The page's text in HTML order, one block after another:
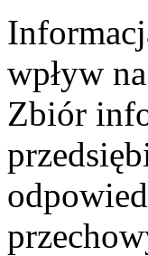
wpływ
Zbiór